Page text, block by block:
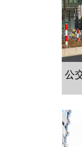
公